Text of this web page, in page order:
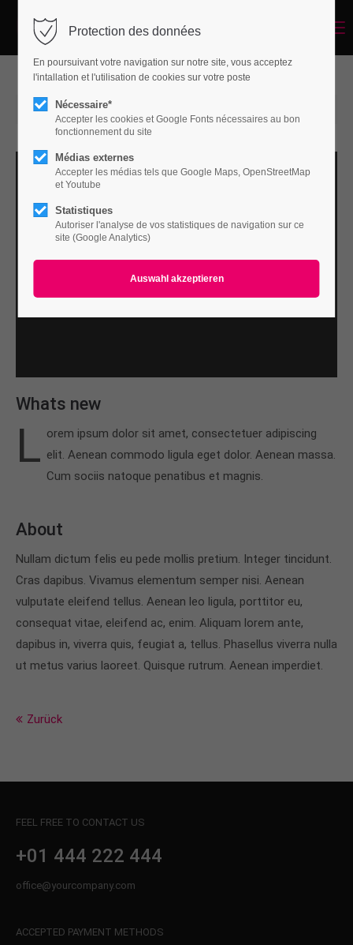
Login
Benutzername
Anmelden
Register|Lost your password?
Support
24h
We offer support for our customers
Get in touch
Cybersteel Inc.
376-293 City Road, Suite 600
San Francisco, CA 94102
Have any questions?
+44 1234 567 890
info@yourdomain.com
Lorem ipsum dolor sit amet, consectetuer
Cum sociis natoque penatibus et magnis dis
quam felis, ultricies nec.
2015-06-15 14:56
Whats new
L orem ipsum dolor sit amet, consectetuer adipiscing
elit. Aenean commodo ligula eget dolor. Aenean massa.
Cum sociis natoque penatibus et magnis.
About
Nullam dictum felis eu pede mollis pretium. Integer tincidunt.
Cras dapibus. Vivamus elementum semper nisi. Aenean
vulputate eleifend tellus. Aenean leo ligula, porttitor eu,
consequat vitae, eleifend ac, enim. Aliquam lorem ante,
dapibus in, viverra quis, feugiat a, tellus. Phasellus viverra nulla
ut metus varius laoreet. Quisque rutrum. Aenean imperdiet.
Zurück
FEEL FREE TO CONTACT US
+01 444 222 444
office@yourcompany.com
ACCEPTED PAYMENT METHODS
Protection des données
En poursuivant votre navigation sur notre site, vous acceptez
l'intallation et l'utilisation de cookies sur votre poste
Nécessaire*
Accepter les cookies et Google Fonts nécessaires au bon
fonctionnement du site
Médias externes
Accepter les médias tels que Google Maps, OpenStreetMap
et Youtube
Statistiques
Autoriser l'analyse de vos statistiques de navigation sur ce
site (Google Analytics)